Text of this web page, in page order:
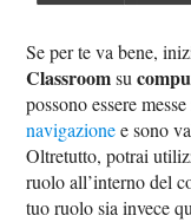
Se per te va bene,
Classroomsu
possono essere
navigazionee sono
Oltretutto, potrai
ruolo all’interno del
tuo ruolo sia invece